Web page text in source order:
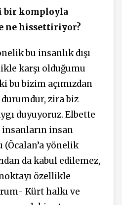
bir komployla
ne hissettiriyor?
bu insanlık dışı
karşı olduğumu
bizim açımızdan
zira biz
duyuyoruz. Elbette
insan
(Öcalan’a yönelik
da kabul edilemez,
özellikle
Kürt halkı ve